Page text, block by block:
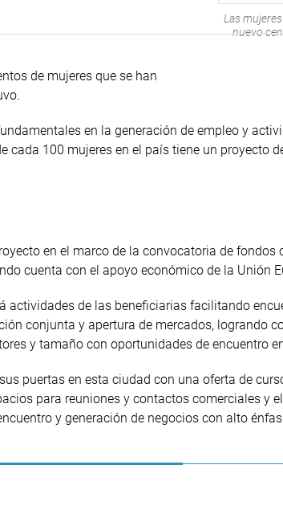
Las
nuevo
de mujeres que se han
en la generación de empleo y
cada 100 mujeres en el país tiene un proyecto
en el marco de la convocatoria de
cuenta con el apoyo económico de la Unión
actividades de las beneficiarias facilitando
conjunta y apertura de mercados, logrando
y tamaño con oportunidades de encuentro
puertas en esta ciudad con una oferta de
para reuniones y contactos comerciales y
y generación de negocios con alto